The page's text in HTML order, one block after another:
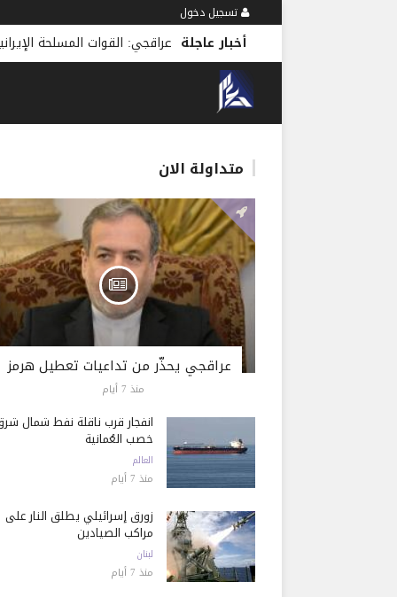
تسجيل دخول
أخبار عاجلة عراقجي: القوات المسلحة
متداولة الان
عراقجي يحذّر من تداعيات تعطيل هرمز
منذ 7 أيام
انفجار قرب ناقلة نفط شمال
خصب العُمانية
العالم
منذ 7 أيام
زورق إسرائيلي يطلق النار على
مراكب الصيادين
لبنان
منذ 7 أيام